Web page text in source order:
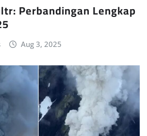
Perbandingan Lengkap
Aug 3, 2025